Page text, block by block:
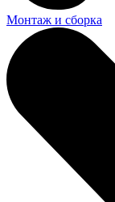
Монтаж и сборка